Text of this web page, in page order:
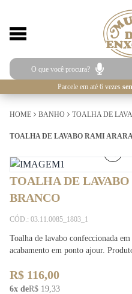
Parcele em até 6 vezes
HOME BANHO TOALHA DE
TOALHA DE LAVABO RAMI
TOALHA DE
BRANCO
CÓD.: 03.11.0085_1803_1
Toalha de lavabo confeccionada
acabamento em ponto ajour.
R$ 116,00
6x deR$ 19,33